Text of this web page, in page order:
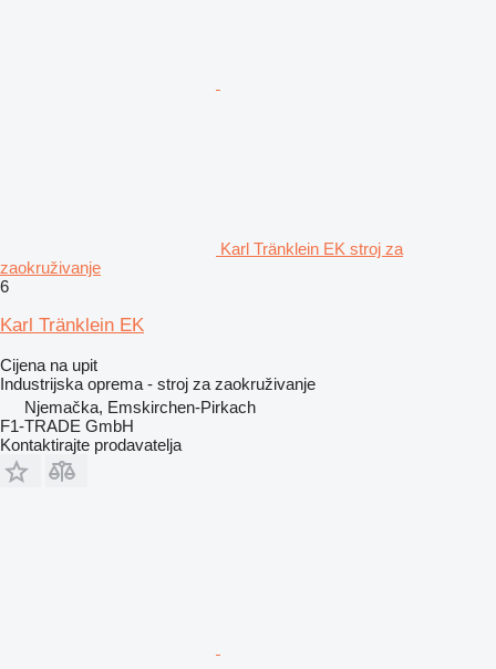
Karl Tränklein EK stroj za
zaokruživanje
6
Karl Tränklein EK
Cijena na upit
Industrijska oprema - stroj za zaokruživanje
Njemačka, Emskirchen-Pirkach
F1-TRADE GmbH
Kontaktirajte prodavatelja